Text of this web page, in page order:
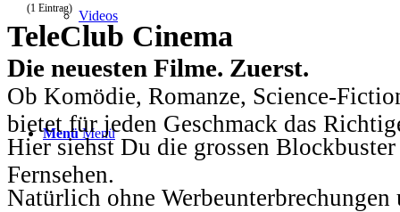
Videos
Menü Menü
(1 Eintrag)
TeleClub Cinema
Die neuesten Filme. Zuerst.
Ob Komödie, Romanze, Science-
bietet für jeden Geschmack das
Hier siehst Du die grossen
Fernsehen.
Natürlich ohne